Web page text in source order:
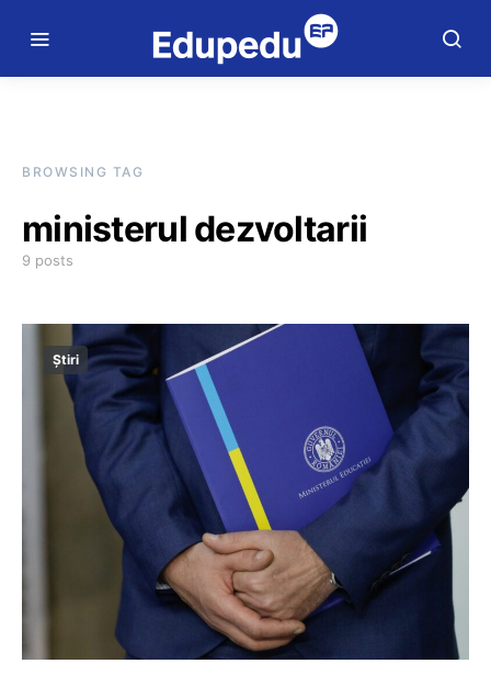
BROWSING TAG
ministerul dezvoltarii
9 posts
Știri